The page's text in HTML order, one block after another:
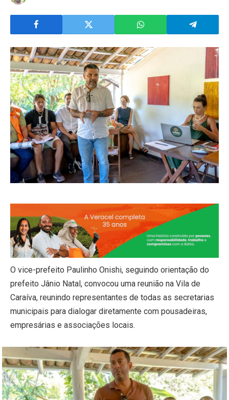
O vice-prefeito Paulinho Onishi, seguindo orientação do
prefeito Jânio Natal, convocou uma reunião na Vila de
Caraíva, reunindo representantes de todas as secretarias
municipais para dialogar diretamente com pousadeiras,
empresárias e associações locais.